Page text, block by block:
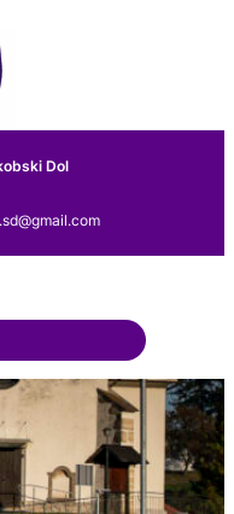
Dol